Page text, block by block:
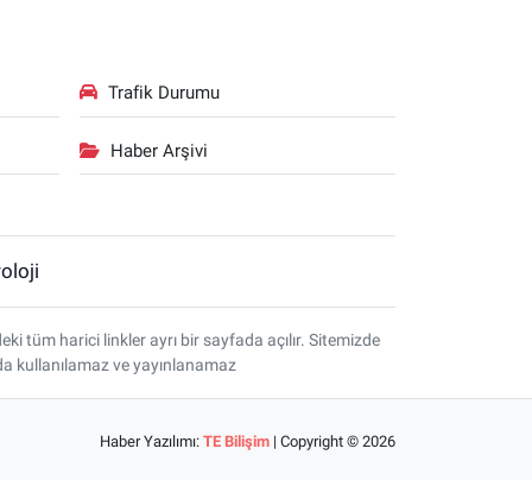
Trafik Durumu
Haber Arşivi
tüm harici linkler ayrı bir sayfada açılır. Sitemizde
kullanılamaz ve yayınlanamaz
Haber Yazılımı:TE Bilişim | Copyright © 2026